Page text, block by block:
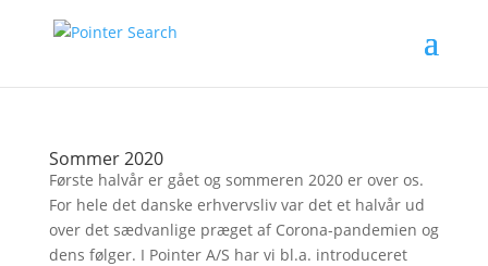
Sommer 2020
Første halvår er gået og sommeren 2020 er over os.
For hele det danske erhvervsliv var det et halvår ud
over det sædvanlige præget af Corona-pandemien og
dens følger. I Pointer A/S har vi bl.a. introduceret